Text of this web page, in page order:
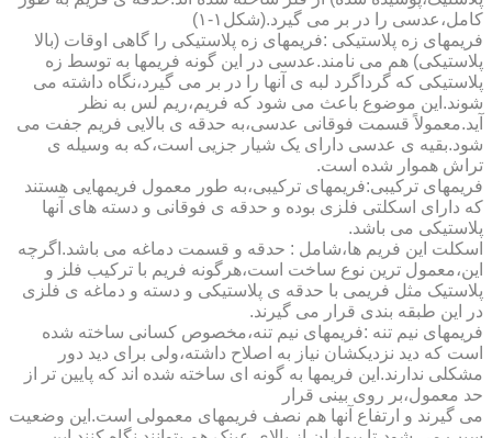
کامل،عدسی را در بر می گیرد.(شکل۱-۱)
فریمهای زه پلاستیکی :فریمهای زه پلاستیکی را گاهی اوقات (بالا
پلاستیکی) هم می نامند.عدسی در این گونه فریمها به توسط زه
پلاستیکی که گرداگرد لبه ی آنها را در بر می گیرد،نگاه داشته می
شوند.این موضوع باعث می شود که فریم،ریم لس به نظر
آید.معمولاً قسمت فوقانی عدسی،به حدقه ی بالایی فریم جفت می
شود.بقیه ی عدسی دارای یک شیار جزیی است،که به وسیله ی
تراش هموار شده است.
فریمهای ترکیبی:فریمهای ترکیبی،به طور معمول فریمهایی هستند
که دارای اسکلتی فلزی بوده و حدقه ی فوقانی و دسته های آنها
پلاستیکی می باشد.
اسکلت این فریم ها،شامل : حدقه و قسمت دماغه می باشد.اگرچه
این،معمول ترین نوع ساخت است،هرگونه فریم با ترکیب فلز و
پلاستیک مثل فریمی با حدقه ی پلاستیکی و دسته و دماغه ی فلزی
در این طبقه بندی قرار می گیرند.
فریمهای نیم تنه :فریمهای نیم تنه،مخصوص کسانی ساخته شده
است که دید نزدیکشان نیاز به اصلاح داشته،ولی برای دید دور
مشکلی ندارند.این فریمها به گونه ای ساخته شده اند که پایین تر از
حد معمول،بر روی بینی قرار
می گیرند و ارتفاع آنها هم نصف فریمهای معمولی است.این وضعیت